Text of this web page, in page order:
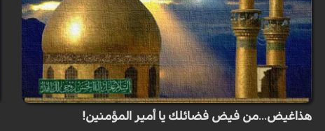
هذاغيض...من فيض فضائلك يا أمير المؤمنين!